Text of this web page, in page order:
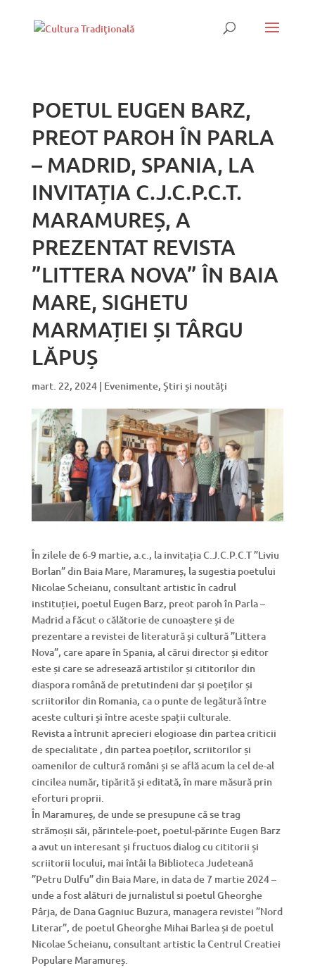
POETUL EUGEN BARZ,
PREOT PAROH ÎN PARLA
– MADRID, SPANIA, LA
INVITAȚIA C.J.C.P.C.T.
MARAMUREȘ, A
PREZENTAT REVISTA
”LITTERA NOVA” ÎN BAIA
MARE, SIGHETU
MARMAȚIEI ȘI TÂRGU
LĂPUȘ
mart. 22, 2024| Evenimente, Știri și noutăți
În zilele de 6-9 martie, a.c., la invitația C.J.C.P.C.T ”Liviu
Borlan” din Baia Mare, Maramureș, la sugestia poetului
Nicolae Scheianu, consultant artistic în cadrul
instituției, poetul Eugen Barz, preot paroh în Parla –
Madrid a făcut o călătorie de cunoaștere și de
prezentare a revistei de literatură și cultură ”Littera
Nova”, care apare în Spania, al cărui director și editor
este și care se adresează artistilor și cititorilor din
diaspora română de pretutindeni dar și poeților și
scriitorilor din Romania, ca o punte de legătură între
aceste culturi și între aceste spații culturale.
Revista a întrunit aprecieri elogioase din partea criticii
de specialitate , din partea poeților, scriitorilor și
oamenilor de cultură români și se află acum la cel de-al
cincilea număr, tipărită și editată, în mare măsură prin
eforturi proprii.
În Maramureș, de unde se presupune că se trag
strămoșii săi, părintele-poet, poetul-părinte Eugen Barz
a avut un interesant și fructuos dialog cu cititorii și
scriitorii locului, mai întâi la Biblioteca Judeteană
”Petru Dulfu” din Baia Mare, in data de 7 martie 2024 –
unde a fost alături de jurnalistul si poetul Gheorghe
Pârja, de Dana Gagniuc Buzura, managera revistei ”Nord
Literar”, de poetul Gheorghe Mihai Barlea și de poetul
Nicolae Scheianu, consultant artistic la Centrul Creatiei
Populare Maramureș.